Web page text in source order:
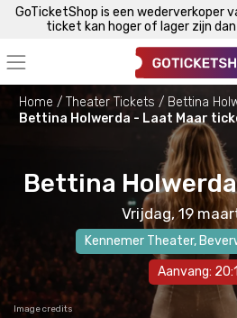
GoTicketShop is een wederverkoper
ticket kan hoger of lager zijn
Home Theater Tickets
Bettina
Bettina Holwerda - Laat Maar
Bettina
Vrijdag, 19
Kennemer Theater,
Aanvang:
Image credits